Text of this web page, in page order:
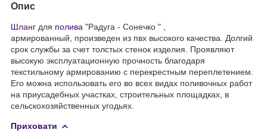
Опис
Шланг для полива "Радуга - Сонечко " ,
армированный, произведен из пвх высокого качества. Долгий
срок службы за счет толстых стенок изделия. Проявляют
высокую эксплуатационную прочность благодаря
текстильному армированию с перекрестным переплетением.
Его можна использовать его во всех видах поливочных работ
на приусадебных участках, строительных площадках, в
сельскохозяйственных угодьях.
Приховати